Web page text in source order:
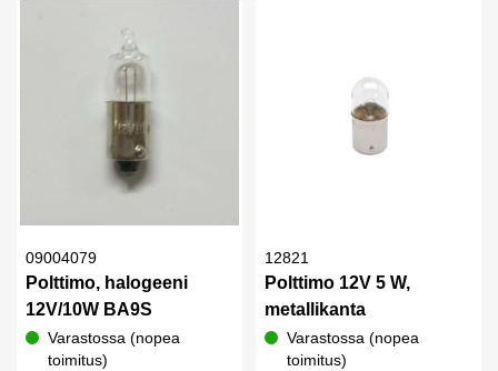
09004079
Polttimo, halogeeni
12V/10W BA9S
Varastossa (nopea
toimitus)
12821
Polttimo 12V 5 W,
metallikanta
Varastossa (nopea
toimitus)